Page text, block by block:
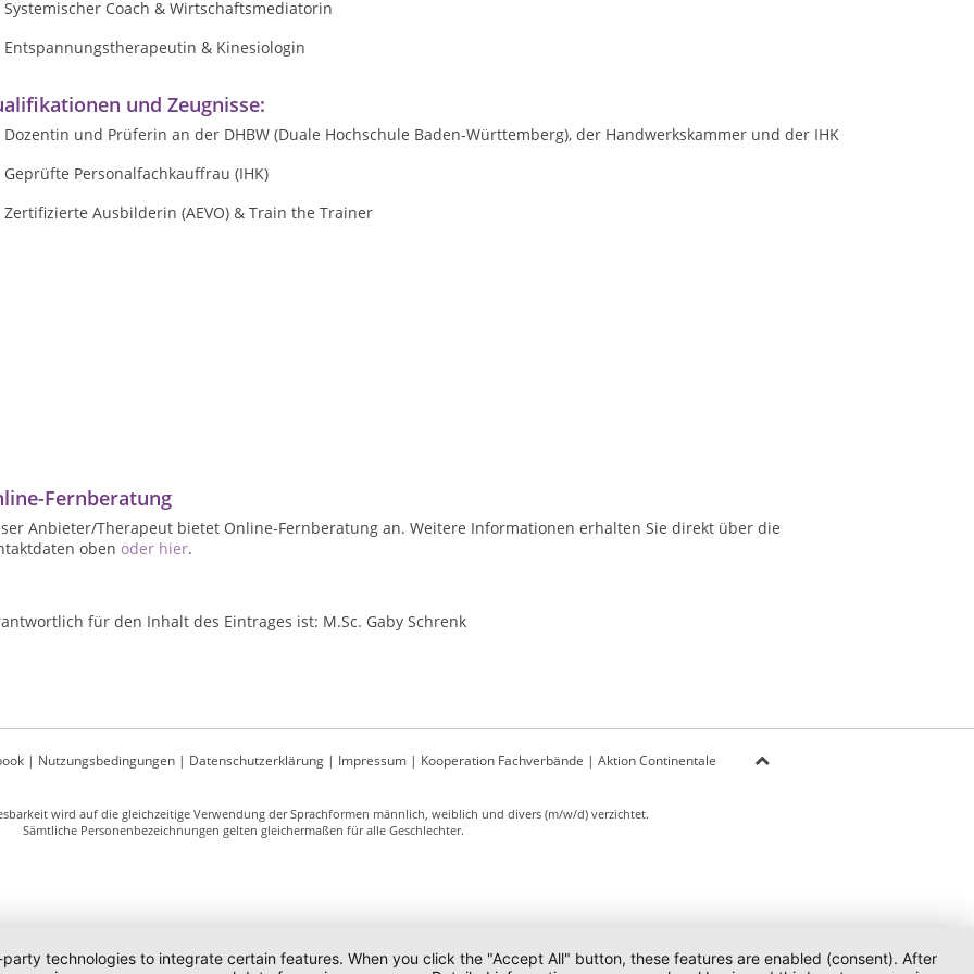
Systemischer Coach & Wirtschaftsmediatorin
Entspannungstherapeutin & Kinesiologin
und Zeugnisse:
Dozentin und Prüferin an der DHBW (Duale Hochschule Baden-Württemberg), der Handwerkskammer und der IHK
Geprüfte Personalfachkauffrau (IHK)
Zertifizierte Ausbilderin (AEVO) & Train the Trainer
Fernberatung
Anbieter/Therapeut bietet Online-Fernberatung an. Weitere Informationen erhalten Sie direkt über die
oben oder hier.
für den Inhalt des Eintrages ist: M.Sc. Gaby Schrenk
| Nutzungsbedingungen| Datenschutzerklärung| Impressum| Kooperation Fachverbände | Aktion Continentale
wird auf die gleichzeitige Verwendung der Sprachformen männlich, weiblich und divers (m/w/d) verzichtet.
Sämtliche Personenbezeichnungen gelten gleichermaßen für alle Geschlechter.
technologies to integrate certain features. When you click the "Accept All" button, these features are enabled (consent). After